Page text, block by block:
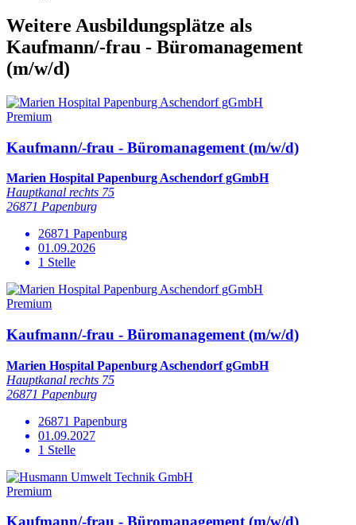
Weitere Ausbildungsplätze als
Kaufmann/-frau - Büromanagement
(m/w/d)
Premium
Kaufmann/-frau - Büromanagement (m/w/d)
Marien Hospital Papenburg Aschendorf gGmbH
Hauptkanal rechts 75
26871 Papenburg
26871 Papenburg
01.09.2026
1 Stelle
Premium
Kaufmann/-frau - Büromanagement (m/w/d)
Marien Hospital Papenburg Aschendorf gGmbH
Hauptkanal rechts 75
26871 Papenburg
26871 Papenburg
01.09.2027
1 Stelle
Premium